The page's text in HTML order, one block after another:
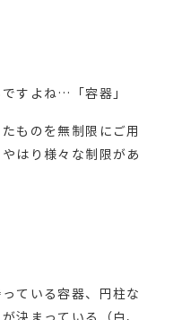
すよね…「容器」
ものを無制限にご用
はり様々な制限があ
ている容器、円柱な